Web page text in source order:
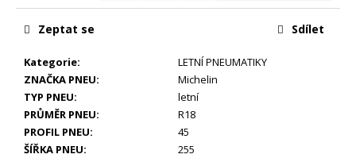
Kategorie:
LETNÍ PNEUMATIKY
ZNAČKA PNEU:
Michelin
TYP PNEU:
letní
PRŮMĚR PNEU:
R18
PROFIL PNEU:
45
ŠÍŘKA PNEU:
255
Zeptat se Sdílet
ŠKODA
KAROQ
ALU
DISKY
5X112
R19
(57A601025R)
SADA